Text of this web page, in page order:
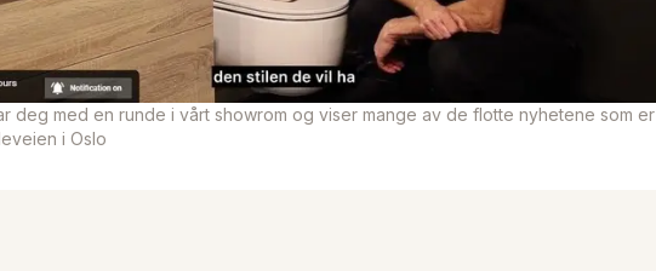
deg med en runde i vårt showrom og viser mange av de flotte nyhetene som er
i Oslo